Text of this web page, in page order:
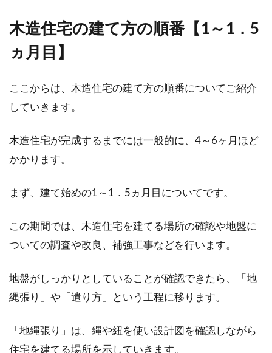
別々に住んでいるカップルは、さまざまなきっ
木造住宅の建て方の順番【1～1．5
ヵ月目】
ここからは、木造住宅の建て方の順番についてご紹介
していきます。
木造住宅が完成するまでには一般的に、4～6ヶ月ほど
かかります。
まず、建て始めの1～1．5ヵ月目についてです。
この期間では、木造住宅を建てる場所の確認や地盤に
ついての調査や改良、補強工事などを行います。
地盤がしっかりとしていることが確認できたら、「地
縄張り」や「遣り方」という工程に移ります。
「地縄張り」は、縄や紐を使い設計図を確認しながら
住宅を建てる場所を示していきます。